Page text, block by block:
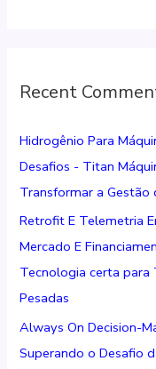
Recent
Hidrogênio Para
Desafios - Titan
Transformar a Gestão
Retrofit E Telemetria
Mercado E
Tecnologia certa para
Pesadas
Always On Decision-
Superando o Desafio